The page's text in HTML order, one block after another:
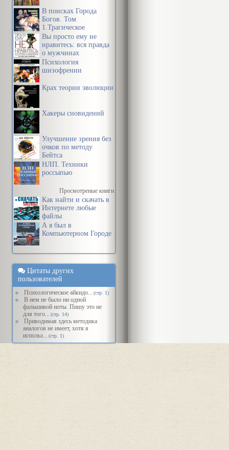
В поисках Города
Богов. Том
1.Трагическое
послание древних.
Вы просто ему не
нравитесь: вся правда
о мужчинах
Психология
шизофрении
Крах теории эволюции
Хакеры сновидений
Улучшение зрения без
очков по методу
Бейтса
НЛП. Техники
россыпью
Просмотреные книги
Как найти и скачать в
Интернете любые
файлы
А я был в
Компьютерном Городе
Цитаты других
пользователей
Психологическое айкидо... (стр. 1)
В нем не было ни одной
фальшивой ноты. Пишу это не
для того... (стр. 14)
Приводимая здесь методика
аналогов не имеет, хотя я
использ... (стр. 1)